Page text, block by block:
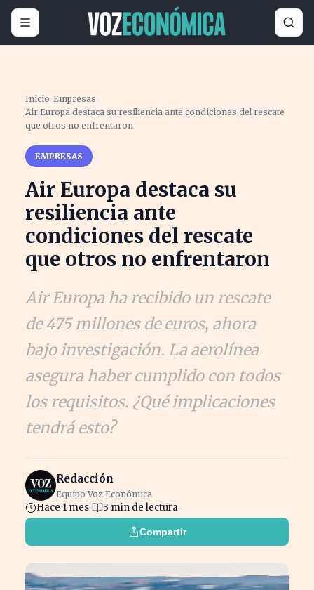
Inicio ›Empresas ›
Air Europa destaca su resiliencia ante condiciones del rescate
que otros no enfrentaron
EMPRESAS
Air Europa destaca su
resiliencia ante
condiciones del rescate
que otros no enfrentaron
Air Europa ha recibido un rescate
de 475 millones de euros, ahora
bajo investigación. La aerolínea
asegura haber cumplido con todos
los requisitos. ¿Qué implicaciones
tendrá esto?
Redacción
Equipo Voz Económica
Hace 1 mes 3 min de lectura
Compartir